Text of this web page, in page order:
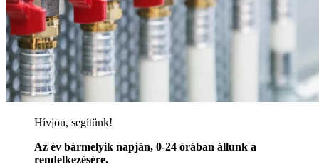
Hívjon, segítünk!
Az év bármelyik napján, 0-24 órában állunk a
rendelkezésére.